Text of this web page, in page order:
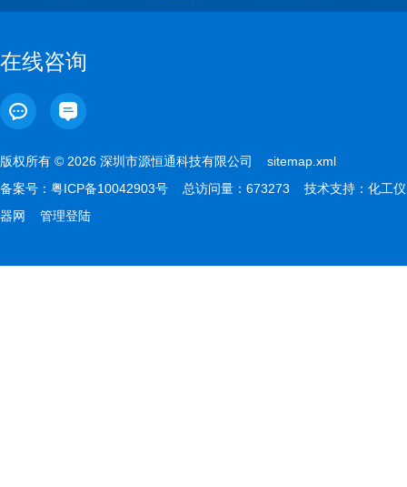
在线咨询
版权所有 © 2026 深圳市源恒通科技有限公司 sitemap.xml
备案号： 粤ICP备10042903号 总访问量：673273 技术支持： 化工仪
器网
管理登陆